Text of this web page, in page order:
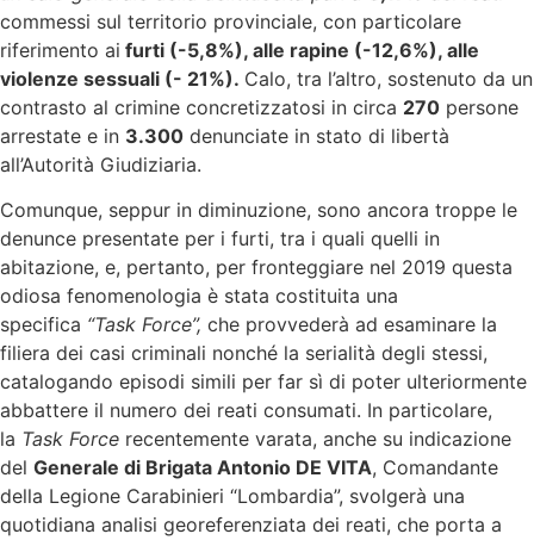
commessi sul territorio provinciale, con particolare
riferimento ai furti (-5,8%), alle rapine (-12,6%), alle
violenze sessuali (- 21%). Calo, tra l’altro, sostenuto da un
contrasto al crimine concretizzatosi in circa 270 persone
arrestate e in 3.300 denunciate in stato di libertà
all’Autorità Giudiziaria.
Comunque, seppur in diminuzione, sono ancora troppe le
denunce presentate per i furti, tra i quali quelli in
abitazione, e, pertanto, per fronteggiare nel 2019 questa
odiosa fenomenologia è stata costituita una
specifica “Task Force”, che provvederà ad esaminare la
filiera dei casi criminali nonché la serialità degli stessi,
catalogando episodi simili per far sì di poter ulteriormente
abbattere il numero dei reati consumati. In particolare,
la Task Force recentemente varata, anche su indicazione
del Generale di Brigata Antonio DE VITA, Comandante
della Legione Carabinieri “Lombardia”, svolgerà una
quotidiana analisi georeferenziata dei reati, che porta a